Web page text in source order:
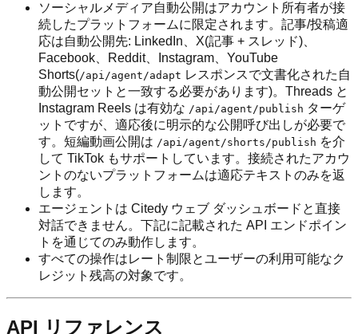
ソーシャルメディア自動公開はアカウント所有者が接
続したプラットフォームに限定されます。記事/投稿適
応は自動公開先: LinkedIn、X(記事 + スレッド)、
Facebook、Reddit、Instagram、YouTube
Shorts(/api/agent/adapt レスポンスで文書化された自
動公開セットと一致する必要があります)。Threads と
Instagram Reels は有効な /api/agent/publish ターゲ
ットですが、適応後に明示的な公開呼び出しが必要で
す。短編動画公開は /api/agent/shorts/publish を介
して TikTok もサポートしています。接続されたアカウ
ントのないプラットフォームは適応テキストのみを返
します。
エージェントは Citedy ウェブ ダッシュボードと直接
対話できません。下記に記載された API エンドポイン
トを通じてのみ動作します。
すべての操作はレート制限とユーザーの利用可能なク
レジット残高の対象です。
API リファレンス